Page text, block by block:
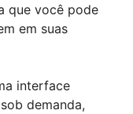
que você pode
em suas
interface
demanda,